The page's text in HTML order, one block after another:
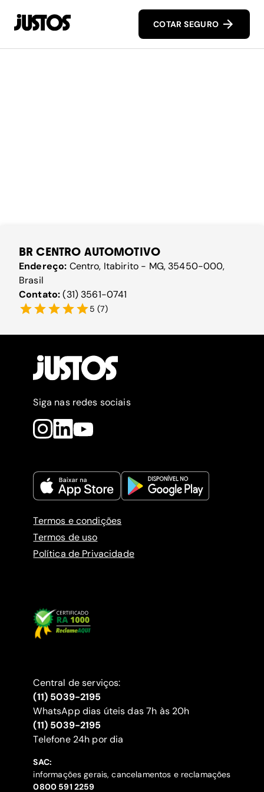
COTAR SEGURO
BR CENTRO AUTOMOTIVO
Endereço: Centro, Itabirito - MG, 35450-000,
Brasil
Contato:(31) 3561-0741
5 (7)
Siga nas redes sociais
Termos e condições
Termos de uso
Política de Privacidade
Central de serviços:
(11) 5039-2195
WhatsApp dias úteis das 7h às 20h
(11) 5039-2195
‍Telefone 24h por dia
SAC:
informações gerais, cancelamentos e reclamações
‍0800 591 2259